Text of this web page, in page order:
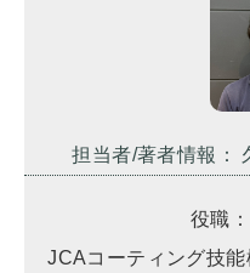
担当者/著者情報：
役職
JCAコーティング技能